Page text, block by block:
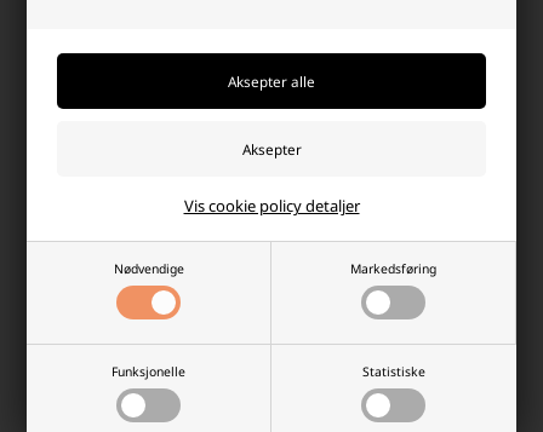
Nødvendige Markedsføring
Funksjonelle Statistiske
Vis cookie policy detaljer
2-5 arbeidsdager.
Kontakt oss på e-post, så
svarer vi så raskt vi kan.